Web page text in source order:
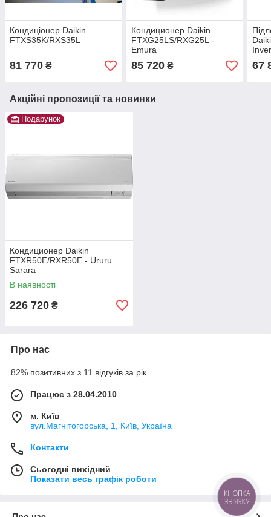
Кондиціонер Daikin
FTXS35K/RXS35L
81 770 ₴
Кондиционер Daikin
FTXG25LS/RXG25L -
Emura
85 720₴ 67
Акційні пропозиції та новинки
Подарунок
Кондиционер Daikin
FTXR50E/RXR50E - Ururu
Sarara
В наявності
226 720 ₴
Про нас
82% позитивних з 11 відгуків за рік
Працює з 28.04.2010
м. Київ
вул.Магнітогорська, 1, Київ, Україна
Контакти
Сьогодні вихідний
Показати весь графік роботи
КНОПКА
ЗВ'ЯЗКУ